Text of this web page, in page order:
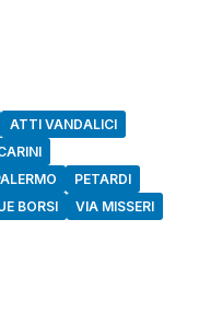
ATTI VANDALICI
PETARDI
BORSI VIA MISSERI